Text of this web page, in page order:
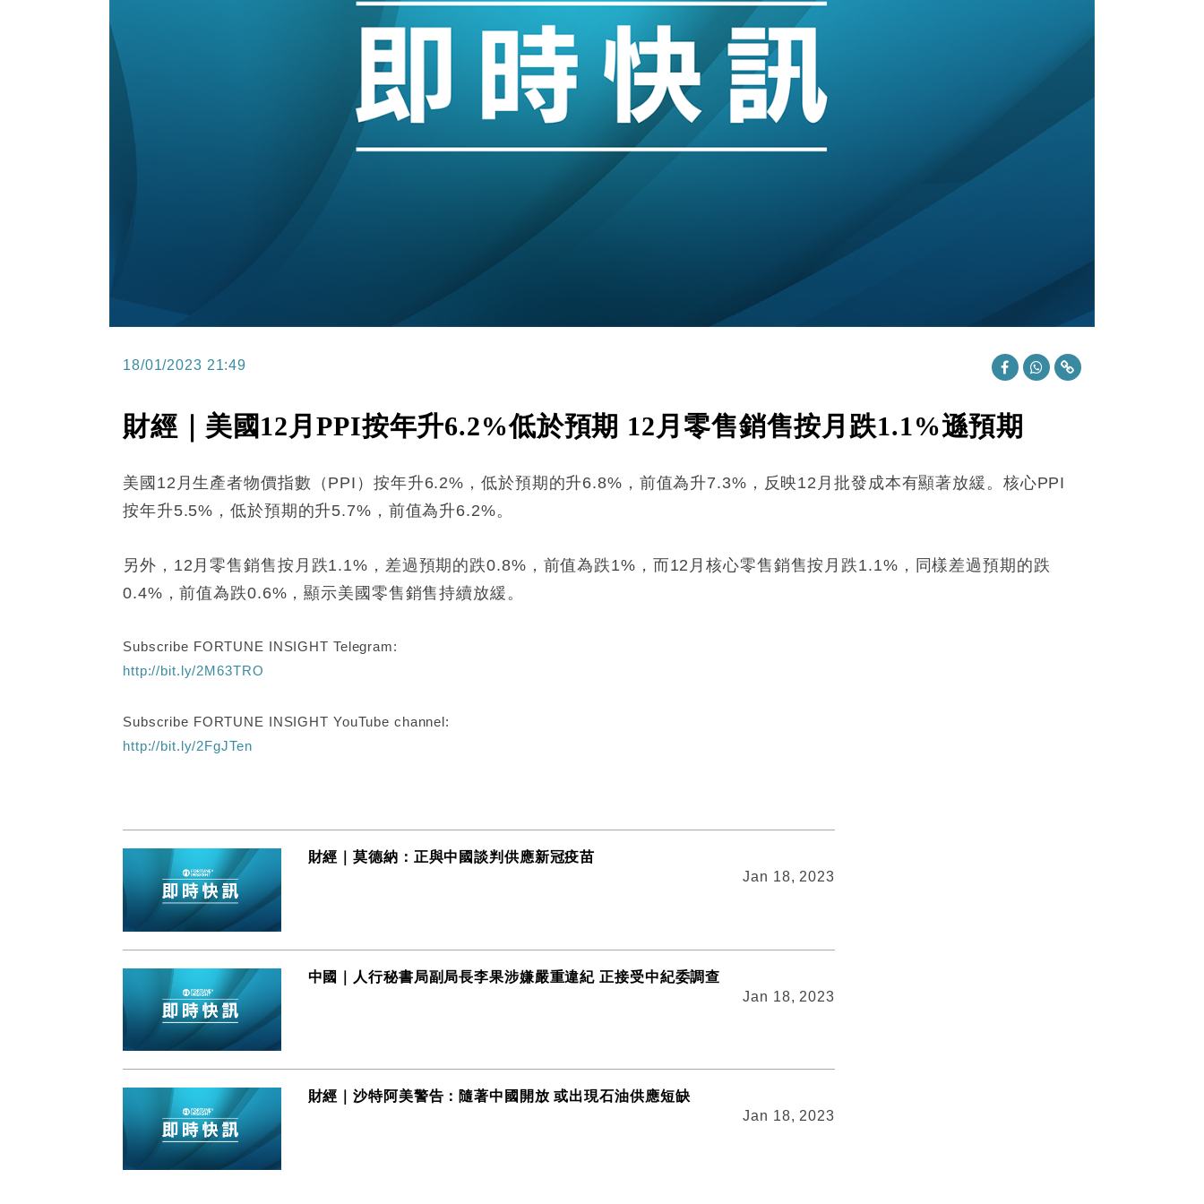
財經｜恒隆10月換帥 玩具「反」斗城亞洲CEO蔡德粦接任
財經｜韓股反覆波動收跌 連挫7周創逾3年最長跌勢
13:44 財經｜內地7月美元計價出口增近24%勝預期 貿易順差達1125億美元
12:44 財經｜日本春季三度入市撐日圓 4月單日斥6.28萬億日圓干預創新高
11:12 國際｜特朗普料美伊戰事快結束 承認部分彈藥庫存緊張
15:59 財經｜SA售股自救後再出手 斥4億美元押注未上市公司
18/01/2023 21:49
財經｜美國12月PPI按年升6.2%低於預期 12月零售銷售按月跌1.1%遜預期
美國12月生產者物價指數（PPI）按年升6.2%，低於預期的升6.8%，前值為升7.3%，反映12月批發成本有顯著放緩。核心PPI
按年升5.5%，低於預期的升5.7%，前值為升6.2%。
另外，12月零售銷售按月跌1.1%，差過預期的跌0.8%，前值為跌1%，而12月核心零售銷售按月跌1.1%，同樣差過預期的跌
0.4%，前值為跌0.6%，顯示美國零售銷售持續放緩。
Subscribe FORTUNE INSIGHT Telegram:
http://bit.ly/2M63TRO
Subscribe FORTUNE INSIGHT YouTube channel:
http://bit.ly/2FgJTen
財經｜莫德納：正與中國談判供應新冠疫苗
Jan 18, 2023
中國｜人行秘書局副局長李果涉嫌嚴重違紀 正接受中紀委調查
Jan 18, 2023
財經｜沙特阿美警告：隨著中國開放 或出現石油供應短缺
Jan 18, 2023